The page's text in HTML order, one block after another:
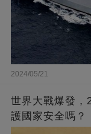
2024/05/21
世界大戰爆發，
護國家安全嗎？